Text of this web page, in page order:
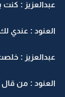
عبدالعزيز : كنت
العنود : عندي
عبدالعزيز :
العنود : من قال